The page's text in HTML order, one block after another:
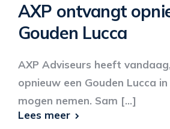
AXP ontvangt
Gouden Lucca
AXP Adviseurs heeft
opnieuw een Gouden Lucca
mogen nemen. Sam [...]
Lees meer